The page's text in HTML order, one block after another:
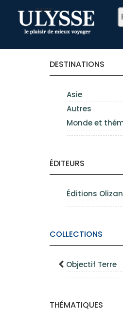
TEST
DESTINATIONS
Asie
Autres
Monde et
ÉDITEURS
Éditions
COLLECTIONS
Objectif Terre
THÉMATIQUES